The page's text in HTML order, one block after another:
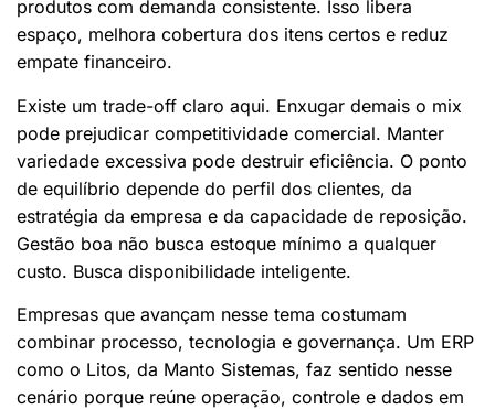
produtos com demanda consistente. Isso libera
espaço, melhora cobertura dos itens certos e reduz
empate financeiro.
Existe um trade-off claro aqui. Enxugar demais o mix
pode prejudicar competitividade comercial. Manter
variedade excessiva pode destruir eficiência. O ponto
de equilíbrio depende do perfil dos clientes, da
estratégia da empresa e da capacidade de reposição.
Gestão boa não busca estoque mínimo a qualquer
custo. Busca disponibilidade inteligente.
Empresas que avançam nesse tema costumam
combinar processo, tecnologia e governança. Um ERP
como o Litos, da Manto Sistemas, faz sentido nesse
cenário porque reúne operação, controle e dados em